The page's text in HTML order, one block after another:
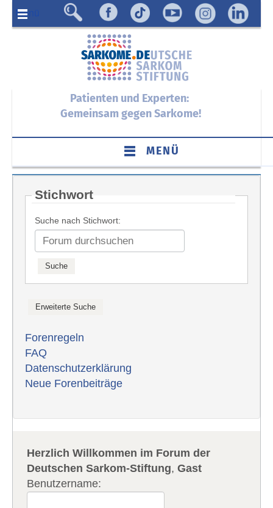
Menü
Patienten und Experten:
Gemeinsam gegen Sarkome!
MENÜ
Stichwort
Suche nach Stichwort:
Forenregeln
FAQ
Datenschutzerklärung
Neue Forenbeiträge
Herzlich Willkommen im Forum der
Deutschen Sarkom-Stiftung,Gast
Benutzername: